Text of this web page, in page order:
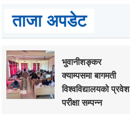
ताजा अपडेट
भुवानीशङ्कर
क्याम्पसमा बागमती
विश्वविद्यालयको प्रवेश
परीक्षा सम्पन्न